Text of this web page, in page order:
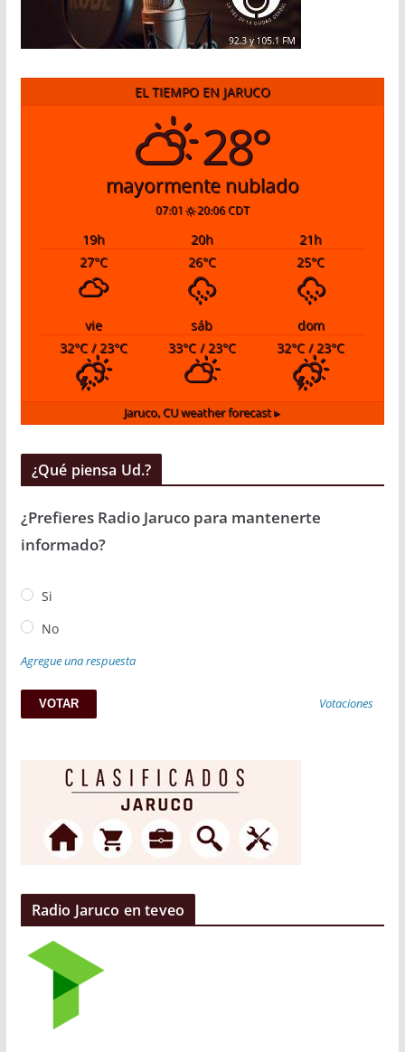
EL TIEMPO EN JARUCO
28°
mayormente nublado
07:01 20:06 CDT
19h 20h 21h
27°C 26°C 25°C
vie sáb
dom
32°C/ 23°C 33°C/ 23°C 32°C/ 23°C
Jaruco, CUweather forecast ▸
¿Qué piensa Ud.?
¿Prefieres Radio Jaruco para mantenerte
informado?
Si
No
Agregue una respuesta
Votaciones
Radio Jaruco en teveo